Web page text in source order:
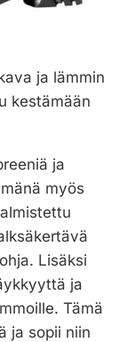
ja lämmin
kestämään
ja
myös
Lisäksi
ja
Tämä
ja sopii niin